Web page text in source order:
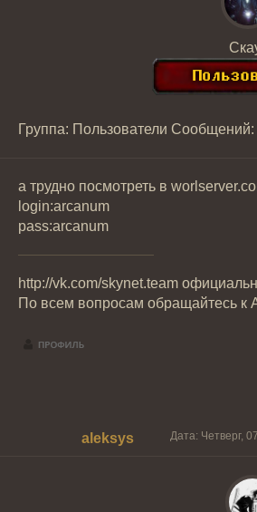
Группа: Пользователи Сообщений:
а трудно посмотреть в
login:arcanum
pass:arcanum
http://vk.com/skynet.team
По всем вопросам обращайтесь к
aleksys Дата: Четверг,